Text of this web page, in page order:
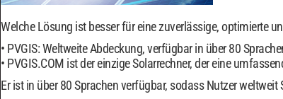
Welche Lösung ist besser für eine zuverlässige, optimierte
PVGIS: Weltweite Abdeckung, verfügbar in über 80
PVGIS.COM ist der einzige Solarrechner, der eine
Er ist in über 80 Sprachen verfügbar, sodass Nutzer